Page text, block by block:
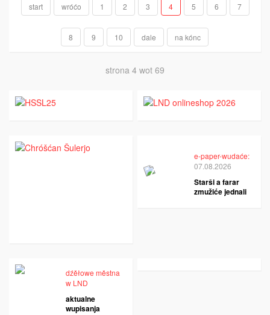
start wróćo 1 2 3 4 5 6 7
8 9 10 dale na kónc
strona 4 wot 69
e-paper-wudaće:
07.08.2026
Starši a farar
zmužiće jednali
dźěłowe městna
w LND
aktualne
wupisanja